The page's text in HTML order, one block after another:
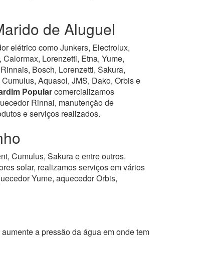
de Aluguel
elétrico como Junkers, Electrolux,
Lorenzetti, Etna, Yume,
Bosch, Lorenzetti, Sakura,
Aquasol, JMS, Dako, Orbis e
Popularcomercializamos
Rinnai, manutenção de
e serviços realizados.
Cumulus, Sakura e entre outros.
solar, realizamos serviços em vários
Yume, aquecedor Orbis,
a pressão da água em onde tem